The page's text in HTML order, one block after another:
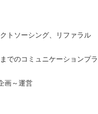
トソーシング、リファラル
でのコミュニケーションプラ
画～運営